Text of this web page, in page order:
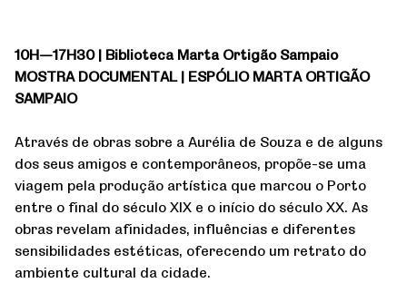
10H—17H30 | Biblioteca Marta Ortigão Sampaio
MOSTRA DOCUMENTAL | ESPÓLIO MARTA ORTIGÃO
SAMPAIO
Através de obras sobre a Aurélia de Souza e de alguns
dos seus amigos e contemporâneos, propõe-se uma
viagem pela produção artística que marcou o Porto
entre o final do século XIX e o início do século XX. As
obras revelam afinidades, influências e diferentes
sensibilidades estéticas, oferecendo um retrato do
ambiente cultural da cidade.